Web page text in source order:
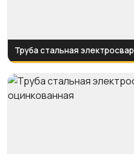
Труба стальная